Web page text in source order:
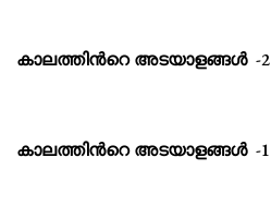
കാലത്തിൻറെ അടയാളങ്ങൾ -2
കാലത്തിൻറെ അടയാളങ്ങൾ -1